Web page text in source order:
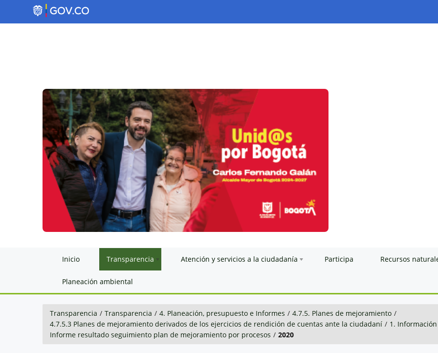
Inicio Transparencia Atención y servicios a la ciudadanía Participa Recursos
Planeación ambiental
Transparencia / Transparencia / 4. Planeación, presupuesto e Informes / 4.7.5. Planes de mejoramiento /
4.7.5.3 Planes de mejoramiento derivados de los ejercicios de rendición de cuentas ante la ciudadaní / 1.
Informe resultado seguimiento plan de mejoramiento por procesos / 2020